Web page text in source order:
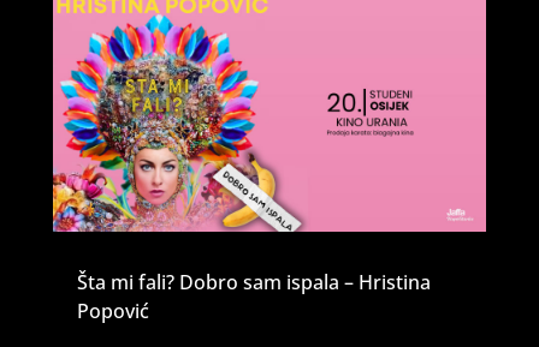
Šta mi fali? Dobro sam ispala – Hristina
Popović